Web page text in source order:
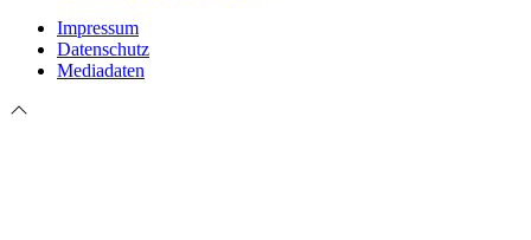
Impressum
Datenschutz
Mediadaten